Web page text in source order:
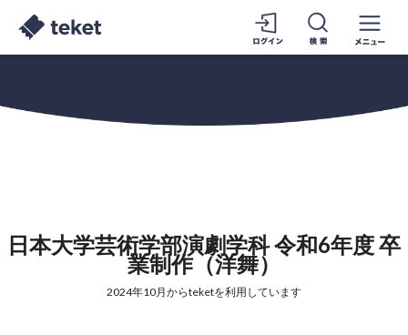
日本大学芸術学部演劇学科 令和6年度 卒
業制作（洋舞）
2024年10月からteketを利用しています